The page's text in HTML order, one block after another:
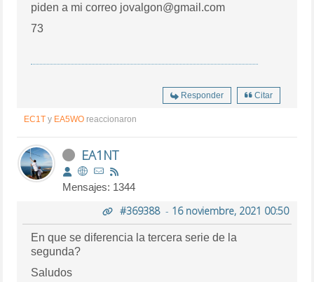
piden a mi correo jovalgon@gmail.com
73
Responder Citar
EC1T y EA5WO reaccionaron
EA1NT
Mensajes: 1344
#369388- 16 noviembre, 2021 00:50
En que se diferencia la tercera serie de la
segunda?
Saludos